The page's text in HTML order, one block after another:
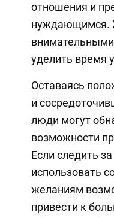
отношения и
нуждающимся.
уделить время
Оставаясь
и
люди могут
возможности
Если следить
использовать
желаниям
привести к